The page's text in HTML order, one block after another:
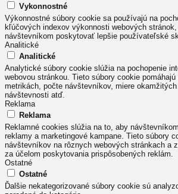
Vykonnostné
Výkonnostné súbory cookie sa používajú na
kľúčových indexov výkonnosti webových
návštevníkom poskytovať lepšie používateľské
Analitické
Analitické
Analytické súbory cookie slúžia na pochopenie
webovou stránkou. Tieto súbory cookie
metrikách, počte návštevníkov, miere okamžitých
návštevnosti atď.
Reklama
Reklama
Reklamné cookies slúžia na to, aby
reklamy a marketingové kampane. Tieto súbory
návštevníkov na rôznych webových stránkach a
za účelom poskytovania prispôsobených reklám.
Ostatné
Ostatné
Ďalšie nekategorizované súbory cookie sú